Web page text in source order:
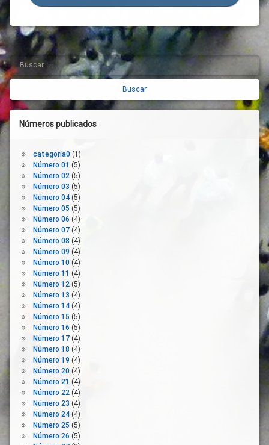
Y León
Comisión
Europea
Covid-
De La
Tierra
De La
Mesa
Desarrollo
Rural
Desinfección
Despoblación
Distribución
Ecosistema
Elaboración
Artesanal
Emigración
Emprendimiento
Estrategia
Factores
De
Producción
Financiación
Pública
Formación
Gastronomía
I+D+i
Barra
lateral
derecha
Buscar:
Números publicados
categoría0(1)
Número 01 (5)
Número 02(5)
Número 03 (5)
Número 04(5)
Número 05 (5)
Número 06 (4)
Número 07(4)
Número 08 (4)
Número 09 (4)
Número 10(4)
Número 11 (4)
Número 12(5)
Número 13 (4)
Número 14(4)
Número 15 (5)
Número 16 (5)
Número 17(4)
Número 18 (4)
Número 19 (4)
Número 20(4)
Número 21 (4)
Número 22(4)
Número 23 (4)
Número 24(4)
Número 25 (5)
Número 26 (5)